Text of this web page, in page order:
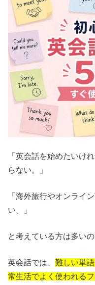
「英会話を始めたいけ
らない。」
「海外旅行やオンライ
い。」
と考えている方は多い
英会話では、 難しい単
常生活でよく使われる